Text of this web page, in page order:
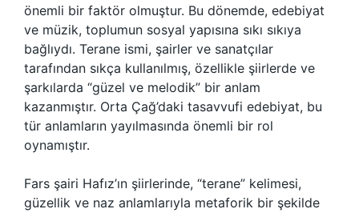
önemli bir faktör olmuştur. Bu dönemde, edebiyat
ve müzik, toplumun sosyal yapısına sıkı sıkıya
bağlıydı. Terane ismi, şairler ve sanatçılar
tarafından sıkça kullanılmış, özellikle şiirlerde ve
şarkılarda “güzel ve melodik” bir anlam
kazanmıştır. Orta Çağ’daki tasavvufi edebiyat, bu
tür anlamların yayılmasında önemli bir rol
oynamıştır.
Fars şairi Hafız’ın şiirlerinde, “terane” kelimesi,
güzellik ve naz anlamlarıyla metaforik bir şekilde